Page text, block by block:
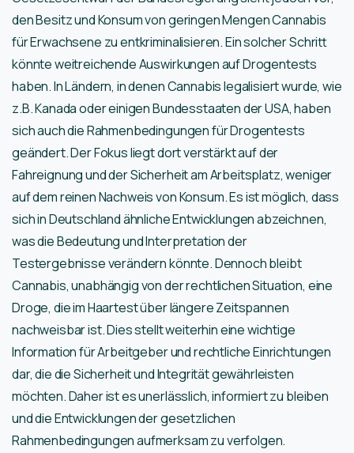
den Besitz und Konsum von geringen Mengen Cannabis
für Erwachsene zu entkriminalisieren. Ein solcher Schritt
könnte weitreichende Auswirkungen auf Drogentests
haben. In Ländern, in denen Cannabis legalisiert wurde, wie
z.B. Kanada oder einigen Bundesstaaten der USA, haben
sich auch die Rahmenbedingungen für Drogentests
geändert. Der Fokus liegt dort verstärkt auf der
Fahreignung und der Sicherheit am Arbeitsplatz, weniger
auf dem reinen Nachweis von Konsum. Es ist möglich, dass
sich in Deutschland ähnliche Entwicklungen abzeichnen,
was die Bedeutung und Interpretation der
Testergebnisse verändern könnte. Dennoch bleibt
Cannabis, unabhängig von der rechtlichen Situation, eine
Droge, die im Haartest über längere Zeitspannen
nachweisbar ist. Dies stellt weiterhin eine wichtige
Information für Arbeitgeber und rechtliche Einrichtungen
dar, die die Sicherheit und Integrität gewährleisten
möchten. Daher ist es unerlässlich, informiert zu bleiben
und die Entwicklungen der gesetzlichen
Rahmenbedingungen aufmerksam zu verfolgen.